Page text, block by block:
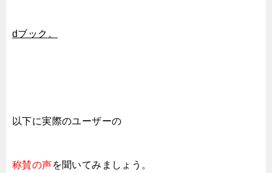
dブック 。
以下に実際のユーザーの
称賛の声を聞いてみましょう。